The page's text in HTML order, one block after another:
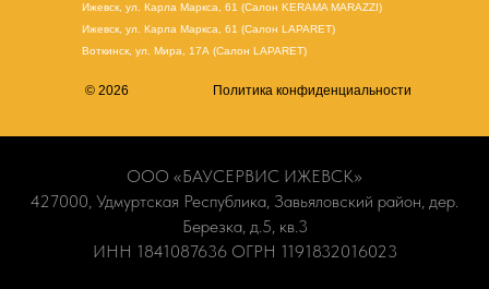
Ижевск, ул. Карла Маркса, 61 (Салон KERAMA MARAZZI)
Ижевск, ул. Карла Маркса, 61 (Салон LAPARET)
Воткинск, ул. Мира, 17А (Салон LAPARET)
© 2026 Политика конфиденциальности
ООО «БАУСЕРВИС ИЖЕВСК»
427000, Удмуртская Республика, Завьяловский район, дер.
Березка, д.5, кв.3
ИНН 1841087636 ОГРН 1191832016023